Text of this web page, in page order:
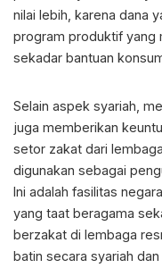
nilai lebih, karena dana
program produktif yang
sekadar bantuan
Selain aspek syariah,
juga memberikan
setor zakat dari
digunakan sebagai
Ini adalah fasilitas
yang taat beragama
berzakat di lembaga
batin secara syariah